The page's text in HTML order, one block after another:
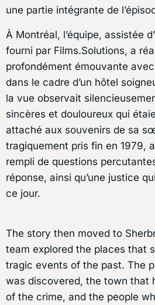
une partie intégrante de
À Montréal, l’équipe, assistée
fourni par Films.Solutions, a
profondément émouvante
dans le cadre d’un hôtel
la vue observait
sincères et douloureux qui
attaché aux souvenirs de sa
tragiquement pris fin en 1979,
rempli de questions
réponse, ainsi qu’une justice
ce jour.
The story then moved to
team explored the places that
tragic events of the past. The
was discovered, the town that
of the crime, and the people